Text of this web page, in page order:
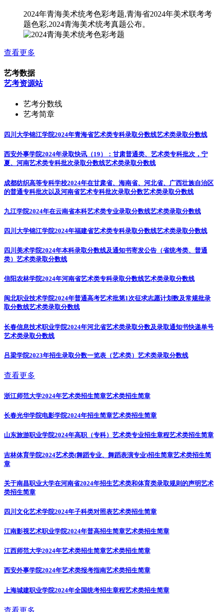
2024年青海美术统考色彩考题,青海省2024年美术联考考
题色彩,2024青海美术统考真题公布。
查看更多
艺考数据
艺考资源站
艺考分数线
艺考简章
四川大学锦江学院2024年青海省艺术类专科录取分数线艺术类录取分数线
西安外事学院2024年录取快讯（19）：甘肃普通类、艺术类专科批次，宁
夏、河南艺术类专科批次录取分数线艺术类录取分数线
成都纺织高等专科学校2024年在甘肃省、海南省、河北省、广西壮族自治区
的普通专科批次以及河南省艺术专科批次录取分数艺术类录取分数线
九江学院2024年在云南省本科艺术类专业录取分数线艺术类录取分数线
四川大学锦江学院2024年福建省艺术类专科录取分数线艺术类录取分数线
四川美术学院2024年本科录取分数线及通知书寄发公告（省统考类、普通
类） 艺术类录取分数线
信阳农林学院2024年河南省艺术类专科录取分数线艺术类录取分数线
闽北职业技术学院2024年普通高考艺术批第1次征求志愿计划数及常规批录
取分数线艺术类录取分数线
长春信息技术职业学院2024年河北省艺术类录取分数及录取通知书快递单号
艺术类录取分数线
吕梁学院2023年招生录取分数一览表（艺术类） 艺术类录取分数线
查看更多
浙江师范大学2024年艺术类招生简章艺术类招生简章
长春光华学院电影学院2024年招生简章艺术类招生简章
山东旅游职业学院2024年高职（专科）艺术类专业招生章程艺术类招生简章
吉林体育学院2024艺术类(舞蹈专业、舞蹈表演专业)招生简章艺术类招生简
章
关于南昌职业大学在河南省2024年招生艺术类和体育类录取规则的声明艺术
类招生简章
四川文化艺术学院2024年子科类对照表艺术类招生简章
江南影视艺术职业学院2024年普高招生简章艺术类招生简章
江西师范大学2024年艺术类招生简章艺术类招生简章
西安外事学院2024年艺术类报考指南艺术类招生简章
上海城建职业学院2024年全国统考招生章程艺术类招生简章
查看更多